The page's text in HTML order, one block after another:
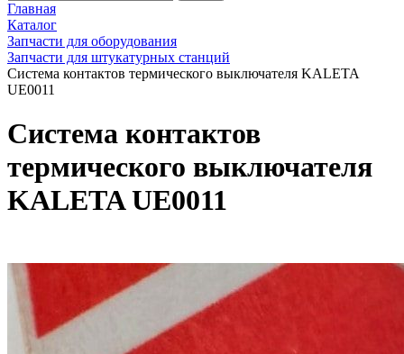
Главная
Каталог
Запчасти для оборудования
Запчасти для штукатурных станций
Система контактов термического выключателя KALETA
UE0011
Система контактов
термического выключателя
KALETA UE0011